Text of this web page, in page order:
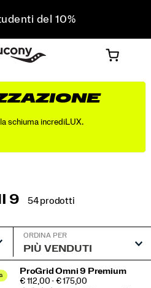
del 10%
ordini superiori a 75 €
su tutti gli ordini
del 10%
schiuma incrediLUX.
9 54 prodotti
ORDINA PER
ProGrid Omni 9 Premium
PRICE
€ 112,00 - € 175,00